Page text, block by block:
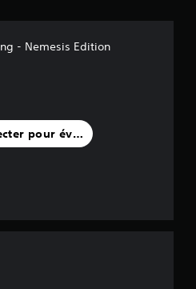
l
i
- Nemesis Edition
pour évaluer